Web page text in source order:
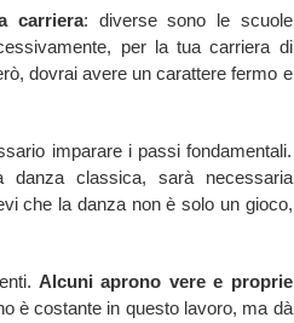
carriera: diverse sono le scuole
per la tua carriera di
dovrai avere un carattere fermo e
imparare i passi fondamentali.
danza classica, sarà necessaria
che la danza non è solo un gioco,
Alcuni aprono vere e proprie
è costante in questo lavoro, ma dà